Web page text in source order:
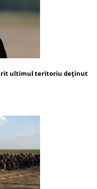
ultimul teritoriu deţinut